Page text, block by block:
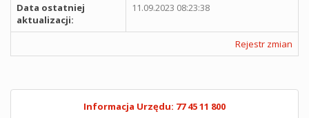
Data ostatniej
aktualizacji:
11.09.2023 08:23:38
Rejestr zmian
Informacja Urzędu: 77 45 11 800